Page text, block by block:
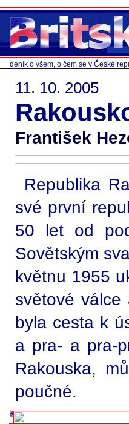
deník o všem, o čem se v České
11. 10. 2005
František
Republika
své první
50 let od
Sovětským
květnu 1955
světové válce
byla cesta k
a pra- a pra-
Rakouska,
poučné.